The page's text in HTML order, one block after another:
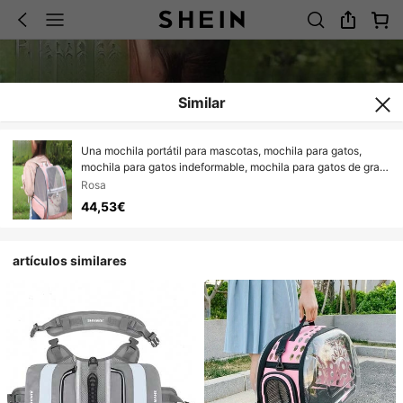
Similar
Una mochila portátil para mascotas, mochila para gatos,
mochila para gatos indeformable, mochila para gatos de gran
capacidad, mochila transpirable, suministros para mascotas.
Rosa
44,53€
artículos similares